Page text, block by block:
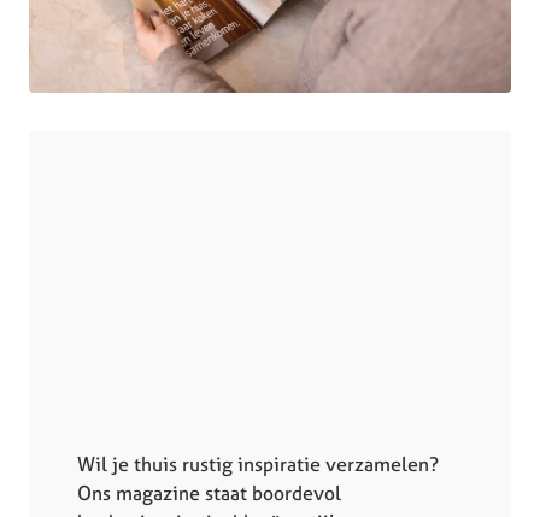
Wil je thuis rustig inspiratie verzamelen?
Ons magazine staat boordevol